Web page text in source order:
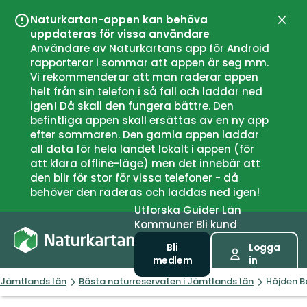
Naturkartan-appen kan behöva
uppdateras för vissa användare
Användare av Naturkartans app för Android
rapporterar i sommar att appen är seg mm.
Vi rekommenderar att man raderar appen
helt från sin telefon i så fall och laddar ned
igen! Då skall den fungera bättre. Den
befintliga appen skall ersättas av en ny app
efter sommaren. Den gamla appen laddar
all data för hela landet lokalt i appen (för
att klara offline-läge) men det innebär att
den blir för stor för vissa telefoner - då
behöver den raderas och laddas ned igen!
UtforskaGuiderLän
Kommuner Bli kund
Bli
medlem
Logga
in
Jämtlands län Bästa naturreservaten i Jämtlands län Höjden